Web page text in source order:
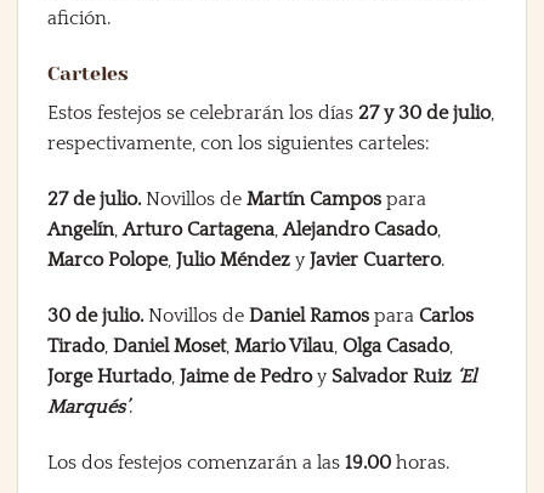
afición.
Carteles
Estos festejos se celebrarán los días 27 y 30 de julio,
respectivamente, con los siguientes carteles:
27 de julio. Novillos de Martín Campos para
Angelín,Arturo Cartagena,Alejandro Casado,
Marco Polope, Julio Méndez y Javier Cuartero.
30 de julio. Novillos de Daniel Ramos para Carlos
Tirado, Daniel Moset, Mario Vilau, Olga Casado,
Jorge Hurtado, Jaime de Pedroy Salvador Ruiz ‘El
Marqués’.
Los dos festejos comenzarán a las 19.00 horas.